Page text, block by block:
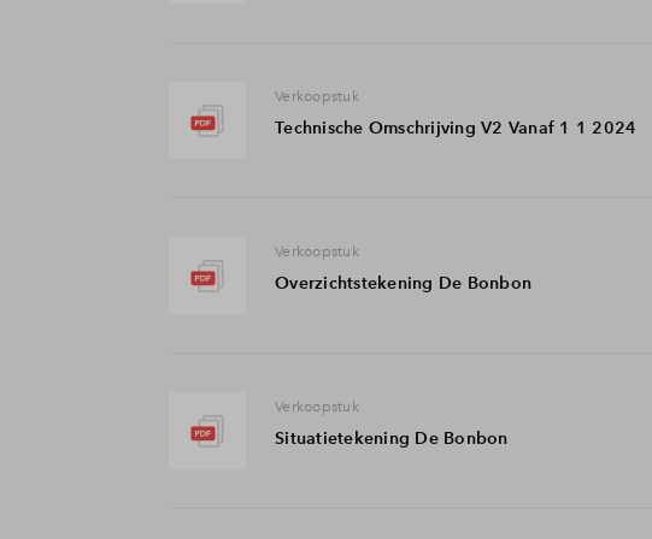
Verkoopstuk
Technische Omschrijving V2 Vanaf 1 1 2024
Verkoopstuk
Overzichtstekening De Bonbon
Verkoopstuk
Situatietekening De Bonbon